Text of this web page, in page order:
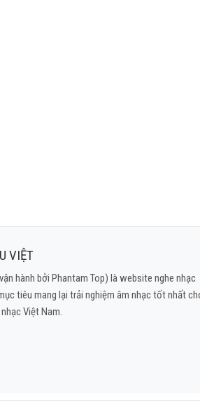
Ta buồn…ta
Ta đau…ta tự
Quanh năm ta cứ thế,
Và rồi ta đẩy những người
Muốn họ bên cạnh nhưng
Đến cuối cùng ta vẫn kẻ
VIỆT
hành bởi Phantam Top) là website nghe nhạc
tiêu mang lại trải nghiệm âm nhạc tốt nhất
Việt Nam.